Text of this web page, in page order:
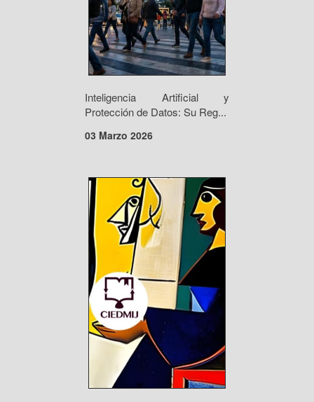
Inteligencia Artificial y
Protección de Datos: Su Reg...
03 Marzo 2026